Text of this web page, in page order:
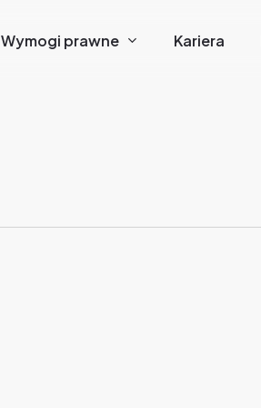
Wymogi prawne Kariera